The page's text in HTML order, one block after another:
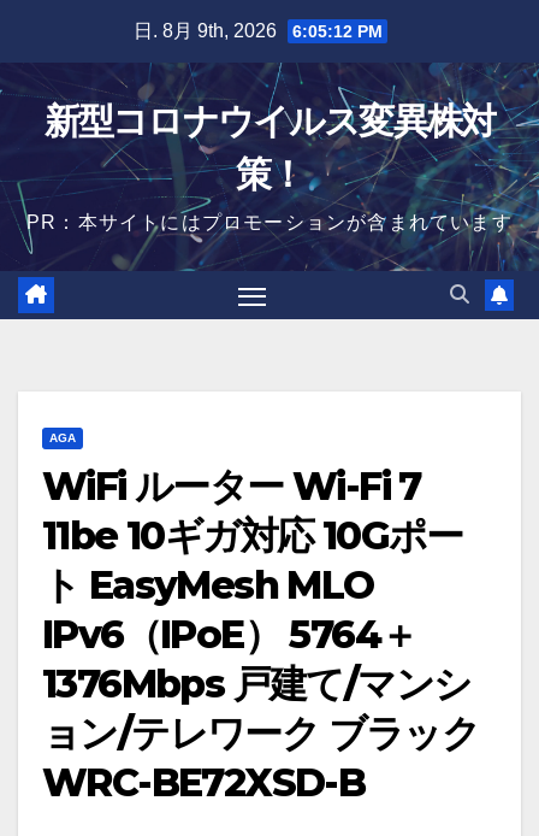
content
日. 8月 9th, 2026 6:05:13 PM
新型コロナウイルス変異株対
策！
PR：本サイトにはプロモーションが含まれています
AGA
WiFi ルーター Wi-Fi 7
11be 10ギガ対応 10Gポー
ト EasyMesh MLO
IPv6（IPoE） 5764＋
1376Mbps 戸建て/マンシ
ョン/テレワーク ブラック
WRC-BE72XSD-B